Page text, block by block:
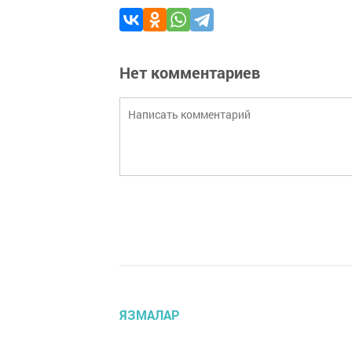
Нет комментариев
ЯЗМАЛАР